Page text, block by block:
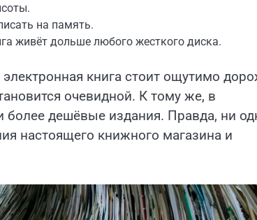
на память.
живёт дольше любого жесткого диска.
книга стоит ощутимо
очевидной. К тому же, в
более дешёвые издания. Правда, ни
настоящего книжного магазина и